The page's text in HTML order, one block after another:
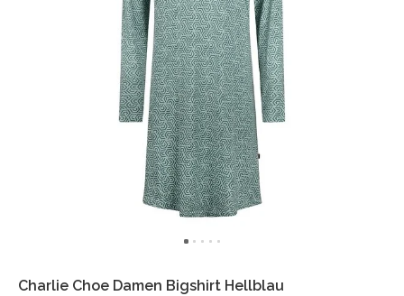
Charlie Choe Damen Bigshirt Hellblau